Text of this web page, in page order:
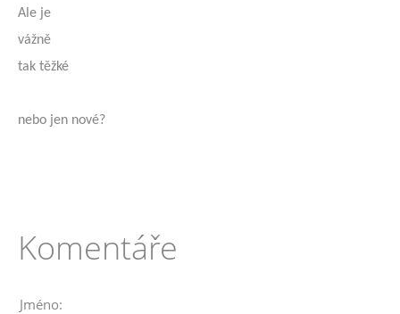
Ale je
vážně
tak těžké
nebo jen nové?
Komentáře
Jméno: